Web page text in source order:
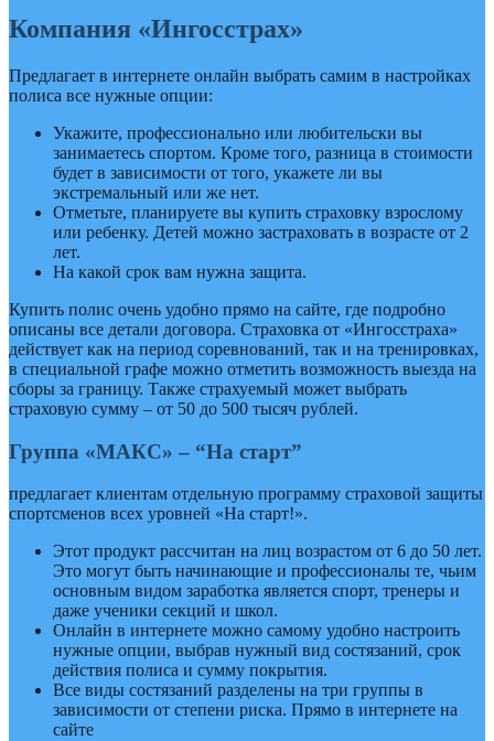
Компания «Ингосстрах»
Предлагает в интернете онлайн выбрать самим в настройках
полиса все нужные опции:
Укажите, профессионально или любительски вы
занимаетесь спортом. Кроме того, разница в стоимости
будет в зависимости от того, укажете ли вы
экстремальный или же нет.
Отметьте, планируете вы купить страховку взрослому
или ребенку. Детей можно застраховать в возрасте от 2
лет.
На какой срок вам нужна защита.
Купить полис очень удобно прямо на сайте, где подробно
описаны все детали договора. Страховка от «Ингосстраха»
действует как на период соревнований, так и на тренировках,
в специальной графе можно отметить возможность выезда на
сборы за границу. Также страхуемый может выбрать
страховую сумму – от 50 до 500 тысяч рублей.
Группа «МАКС» – “На старт”
предлагает клиентам отдельную программу страховой защиты
спортсменов всех уровней «На старт!».
Этот продукт рассчитан на лиц возрастом от 6 до 50 лет.
Это могут быть начинающие и профессионалы те, чьим
основным видом заработка является спорт, тренеры и
даже ученики секций и школ.
Онлайн в интернете можно самому удобно настроить
нужные опции, выбрав нужный вид состязаний, срок
действия полиса и сумму покрытия.
Все виды состязаний разделены на три группы в
зависимости от степени риска. Прямо в интернете на
сайте